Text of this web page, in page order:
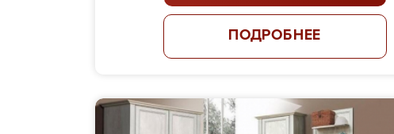
ПОДРОБНЕЕ